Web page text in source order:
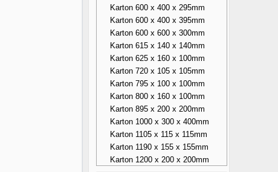
Karton 600 x 400 x 295mm
Karton 600 x 400 x 395mm
Karton 600 x 600 x 300mm
Karton 615 x 140 x 140mm
Karton 625 x 160 x 100mm
Karton 720 x 105 x 105mm
Karton 795 x 100 x 100mm
Karton 800 x 160 x 100mm
Karton 895 x 200 x 200mm
Karton 1000 x 300 x 400mm
Karton 1105 x 115 x 115mm
Karton 1190 x 155 x 155mm
Karton 1200 x 200 x 200mm